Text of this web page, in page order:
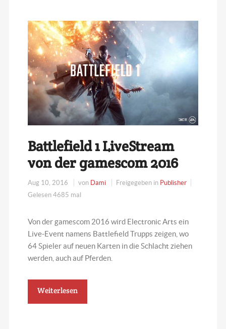
Battlefield 1 LiveStream
von der gamescom 2016
Aug 10, 2016 von Dami Freigegeben in Publisher
Gelesen 4685 mal
Von der gamescom 2016 wird Electronic Arts ein
Live-Event namens Battlefield Trupps zeigen, wo
64 Spieler auf neuen Karten in die Schlacht ziehen
werden, auch auf Pferden.
Weiterlesen